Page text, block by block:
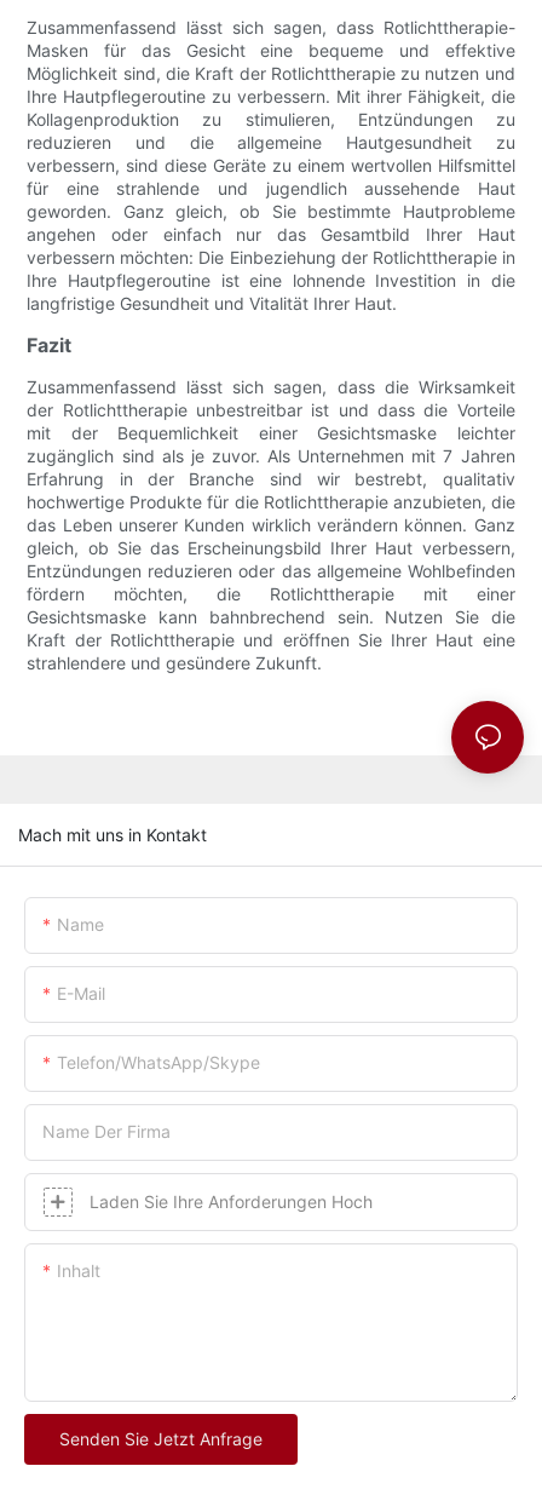
Zusammenfassend lässt sich sagen, dass Rotlichttherapie-
Masken für das Gesicht eine bequeme und effektive
Möglichkeit sind, die Kraft der Rotlichttherapie zu nutzen und
Ihre Hautpflegeroutine zu verbessern. Mit ihrer Fähigkeit, die
Kollagenproduktion zu stimulieren, Entzündungen zu
reduzieren und die allgemeine Hautgesundheit zu
verbessern, sind diese Geräte zu einem wertvollen Hilfsmittel
für eine strahlende und jugendlich aussehende Haut
geworden. Ganz gleich, ob Sie bestimmte Hautprobleme
angehen oder einfach nur das Gesamtbild Ihrer Haut
verbessern möchten: Die Einbeziehung der Rotlichttherapie in
Ihre Hautpflegeroutine ist eine lohnende Investition in die
langfristige Gesundheit und Vitalität Ihrer Haut.
Fazit
Zusammenfassend lässt sich sagen, dass die Wirksamkeit
der Rotlichttherapie unbestreitbar ist und dass die Vorteile
mit der Bequemlichkeit einer Gesichtsmaske leichter
zugänglich sind als je zuvor. Als Unternehmen mit 7 Jahren
Erfahrung in der Branche sind wir bestrebt, qualitativ
hochwertige Produkte für die Rotlichttherapie anzubieten, die
das Leben unserer Kunden wirklich verändern können. Ganz
gleich, ob Sie das Erscheinungsbild Ihrer Haut verbessern,
Entzündungen reduzieren oder das allgemeine Wohlbefinden
fördern möchten, die Rotlichttherapie mit einer
Gesichtsmaske kann bahnbrechend sein. Nutzen Sie die
Kraft der Rotlichttherapie und eröffnen Sie Ihrer Haut eine
strahlendere und gesündere Zukunft.
Mach mit uns in Kontakt
Name
E-Mail
Telefon/WhatsApp/Skype
Name Der Firma
Laden Sie Ihre Anforderungen Hoch
Inhalt
Senden Sie Jetzt Anfrage